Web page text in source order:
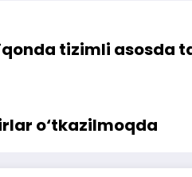
tizimli asosda
o‘tkazilmoqda